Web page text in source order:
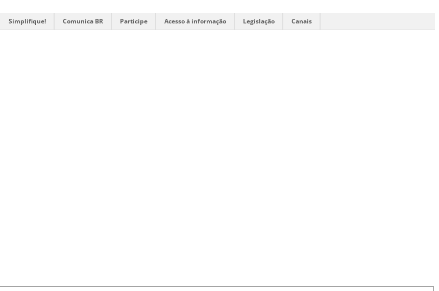
Simplifique! Comunica BR Participe Acesso à informação Legislação Canais